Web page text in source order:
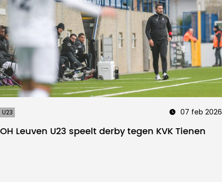
U23 07 feb 2026
OH Leuven U23 speelt derby tegen KVK Tienen